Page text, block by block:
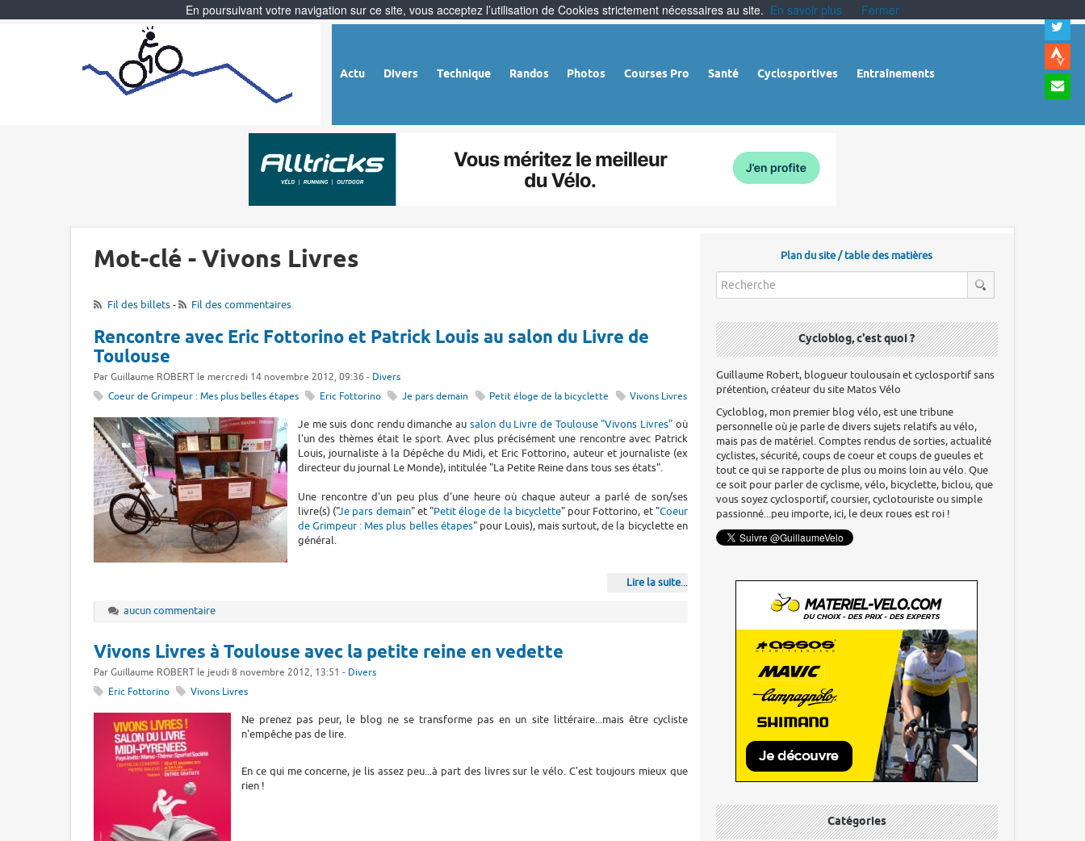
Actu Divers Technique Randos Photos Courses Pro Santé Cyclosportives Entraînements
à
Mot-clé - Vivons Livres
Fil des billets- Fil des commentaires
Rencontre avec Eric Fottorino et Patrick Louis au salon du Livre de
Toulouse
Par Guillaume ROBERT le mercredi 14 novembre 2012, 09:36 - Divers
Coeur de Grimpeur : Mes plus belles étapes
Eric Fottorino Je pars demain Petit éloge de la bicyclette Vivons Livres
Je me suis donc rendu dimanche au salon du Livre de Toulouse "Vivons Livres"où
l'un des thèmes était le sport. Avec plus précisément une rencontre avec Patrick
Louis, journaliste à la Dépêche du Midi, et Eric Fottorino, auteur et journaliste (ex
directeur du journal Le Monde), intitulée "La Petite Reine dans tous ses états".
Une rencontre d'un peu plus d'une heure où chaque auteur a parlé de son/ses
livre(s) ("Je pars demain" et "Petit éloge de la bicyclette" pour Fottorino, et "Coeur
de Grimpeur : Mes plus belles étapes" pour Louis), mais surtout, de la bicyclette en
général.
Lire la suite...
aucun commentaire
Vivons Livres à Toulouse avec la petite reine en vedette
Par Guillaume ROBERT le jeudi 8 novembre 2012, 13:51 - Divers
Eric Fottorino
Vivons Livres
Ne prenez pas peur, le blog ne se transforme pas en un site littéraire...mais être cycliste
n'empêche pas de lire.
En ce qui me concerne, je lis assez peu...à part des livres sur le vélo. C'est toujours mieux que
rien !
Plan du site / table des matières
Cycloblog, c'est quoi ?
Guillaume Robert, blogueur toulousain et cyclosportif sans
prétention, créateur du site Matos Vélo
Cycloblog, mon premier blog vélo, est une tribune
personnelle où je parle de divers sujets relatifs au vélo,
mais pas de matériel. Comptes rendus de sorties, actualité
cyclistes, sécurité, coups de coeur et coups de gueules et
tout ce qui se rapporte de plus ou moins loin au vélo. Que
ce soit pour parler de cyclisme, vélo, bicyclette, biclou, que
vous soyez cyclosportif, coursier, cyclotouriste ou simple
passionné...peu importe, ici, le deux roues est roi !
Catégories
En poursuivant votre navigation sur ce site, vous acceptez l’utilisation de Cookies strictement nécessaires au site. En savoir plus Fermer